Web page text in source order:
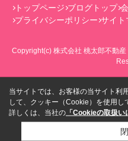
トップページ ブログトップ
プライバシーポリシー サイト
Copyright(c) 株式会社 桃太郎不動
当サイトでは、お客様の当サイト利
して、クッキー（Cookie）を使用し
詳しくは、当社の 「Cookieの取扱い